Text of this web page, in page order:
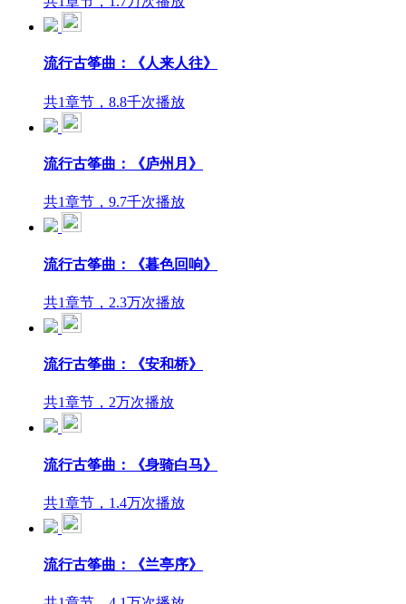
流行古筝曲：《人来人往》
共1章节，8.8千次播放
流行古筝曲：《庐州月》
共1章节，9.7千次播放
流行古筝曲：《暮色回响》
共1章节，2.3万次播放
流行古筝曲：《安和桥》
共1章节，2万次播放
流行古筝曲：《身骑白马》
共1章节，1.4万次播放
流行古筝曲：《兰亭序》